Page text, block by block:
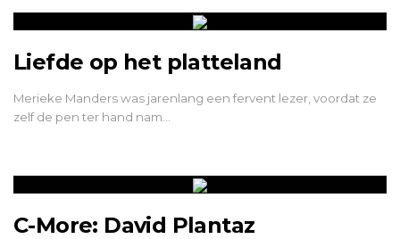
Liefde op het platteland
Merieke Manders was jarenlang een fervent lezer, voordat ze
zelf de pen ter hand nam…
C-More: David Plantaz